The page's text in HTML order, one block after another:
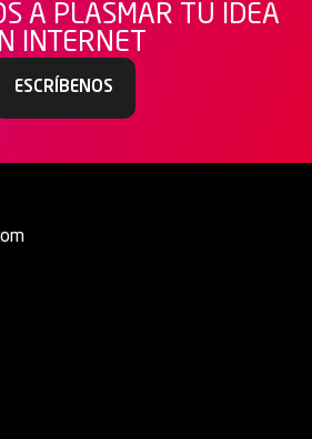
A PLASMAR TU IDEA
INTERNET
ESCRÍBENOS